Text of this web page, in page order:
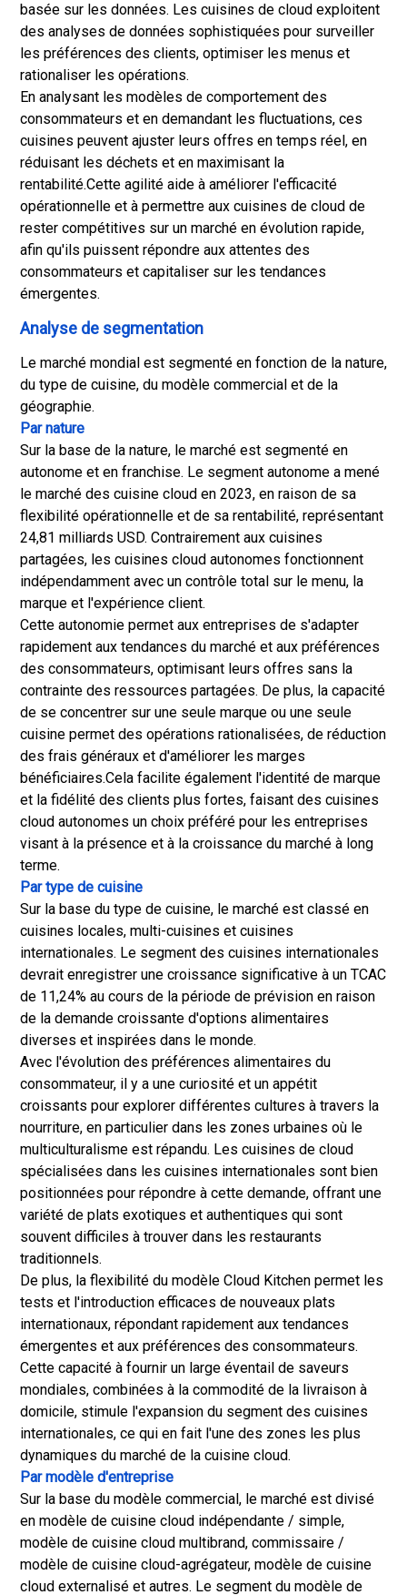
basée sur les données. Les cuisines de cloud exploitent
des analyses de données sophistiquées pour surveiller
les préférences des clients, optimiser les menus et
rationaliser les opérations.
En analysant les modèles de comportement des
consommateurs et en demandant les fluctuations, ces
cuisines peuvent ajuster leurs offres en temps réel, en
réduisant les déchets et en maximisant la
rentabilité.Cette agilité aide à améliorer l'efficacité
opérationnelle et à permettre aux cuisines de cloud de
rester compétitives sur un marché en évolution rapide,
afin qu'ils puissent répondre aux attentes des
consommateurs et capitaliser sur les tendances
émergentes.
Analyse de segmentation
Le marché mondial est segmenté en fonction de la nature,
du type de cuisine, du modèle commercial et de la
géographie.
Par nature
Sur la base de la nature, le marché est segmenté en
autonome et en franchise. Le segment autonome a mené
le marché des cuisine cloud en 2023, en raison de sa
flexibilité opérationnelle et de sa rentabilité, représentant
24,81 milliards USD. Contrairement aux cuisines
partagées, les cuisines cloud autonomes fonctionnent
indépendamment avec un contrôle total sur le menu, la
marque et l'expérience client.
Cette autonomie permet aux entreprises de s'adapter
rapidement aux tendances du marché et aux préférences
des consommateurs, optimisant leurs offres sans la
contrainte des ressources partagées. De plus, la capacité
de se concentrer sur une seule marque ou une seule
cuisine permet des opérations rationalisées, de réduction
des frais généraux et d'améliorer les marges
bénéficiaires.Cela facilite également l'identité de marque
et la fidélité des clients plus fortes, faisant des cuisines
cloud autonomes un choix préféré pour les entreprises
visant à la présence et à la croissance du marché à long
terme.
Par type de cuisine
Sur la base du type de cuisine, le marché est classé en
cuisines locales, multi-cuisines et cuisines
internationales. Le segment des cuisines internationales
devrait enregistrer une croissance significative à un TCAC
de 11,24% au cours de la période de prévision en raison
de la demande croissante d'options alimentaires
diverses et inspirées dans le monde.
Avec l'évolution des préférences alimentaires du
consommateur, il y a une curiosité et un appétit
croissants pour explorer différentes cultures à travers la
nourriture, en particulier dans les zones urbaines où le
multiculturalisme est répandu. Les cuisines de cloud
spécialisées dans les cuisines internationales sont bien
positionnées pour répondre à cette demande, offrant une
variété de plats exotiques et authentiques qui sont
souvent difficiles à trouver dans les restaurants
traditionnels.
De plus, la flexibilité du modèle Cloud Kitchen permet les
tests et l'introduction efficaces de nouveaux plats
internationaux, répondant rapidement aux tendances
émergentes et aux préférences des consommateurs.
Cette capacité à fournir un large éventail de saveurs
mondiales, combinées à la commodité de la livraison à
domicile, stimule l'expansion du segment des cuisines
internationales, ce qui en fait l'une des zones les plus
dynamiques du marché de la cuisine cloud.
Par modèle d'entreprise
Sur la base du modèle commercial, le marché est divisé
en modèle de cuisine cloud indépendante / simple,
modèle de cuisine cloud multibrand, commissaire /
modèle de cuisine cloud-agrégateur, modèle de cuisine
cloud externalisé et autres. Le segment du modèle de